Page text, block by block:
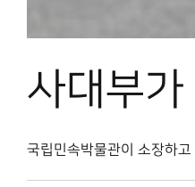
사대부
국립민속박물관이 소장하